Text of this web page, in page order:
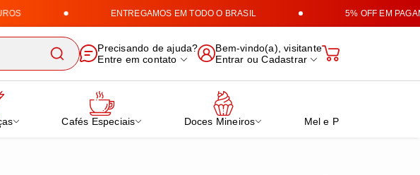
ENTREGAMOS EM TODO O BRASIL 5% OFF EM
Cafés e Produtos Mineiros
Precisando de ajuda?
Entre em contato
Bem-vindo(a), visitante
Entrar ouCadastrar
Cafés Especiais Doces Mineiros Mel e Própolis Verde